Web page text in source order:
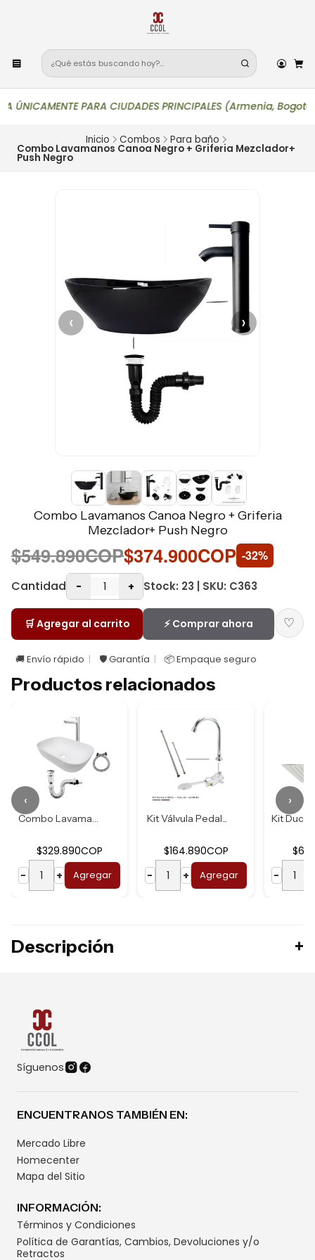
ÚNICAMENTE PARA CIUDADES PRINCIPALES (Armenia,
Inicio Combos Para baño
Combo Lavamanos Canoa Negro + Griferia Mezclador+
Push Negro
‹ ›
Combo Lavamanos Canoa Negro + Griferia
Mezclador+ Push Negro
$549.890COP$374.900COP -32%
Cantidad
- + Stock: 23 | SKU: C363
🛒 Agregar al carrito ⚡ Comprar ahora ♡
🚚 Envío rápido 🛡️ Garantía 📦 Empaque seguro
Productos relacionados
Combo Lavamanos B...
$329.890COP
−
+ Agregar
Kit Válvula Pedal...
$164.890COP
−
+ Agregar
−
‹ ›
Descripción
Síguenos
ENCUENTRANOS TAMBIÉN EN:
Mercado Libre
Homecenter
Mapa del Sitio
INFORMACIÓN:
Términos y Condiciones
Política de Garantías, Cambios, Devoluciones y/o
Retractos